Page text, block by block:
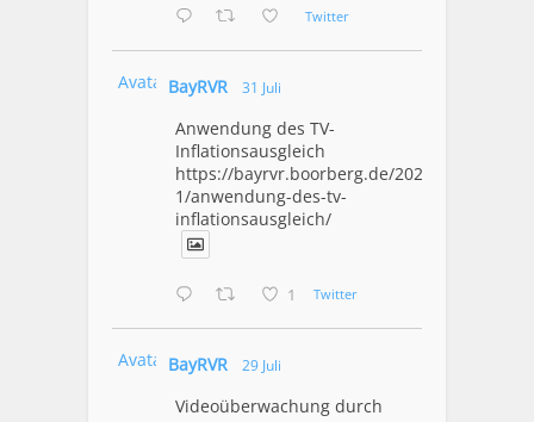
Twitter
Avatar BayRVR 31 Juli
Anwendung des TV-
Inflationsausgleich
https://bayrvr.boorberg.de/2026/07/3
1/anwendung-des-tv-
inflationsausgleich/
1 Twitter
Avatar BayRVR 29 Juli
Videoüberwachung durch